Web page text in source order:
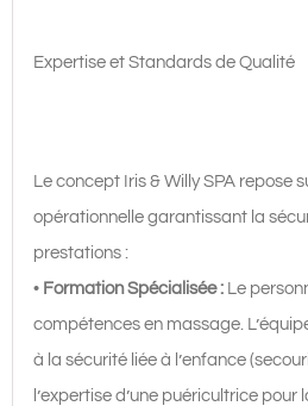
Expertise et Standards de Qualité
Le concept Iris & Willy SPA repose
opérationnelle garantissant la
prestations :
• Formation Spécialisée : Le
compétences en massage.
à la sécurité liée à l’enfance
l’expertise d’une puéricultrice